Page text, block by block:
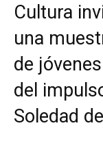
Cultura
una
de
del
Soledad